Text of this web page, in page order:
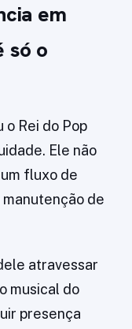
em
só o
o Rei do Pop
Ele não
fluxo de
de
atravessar
musical do
presença